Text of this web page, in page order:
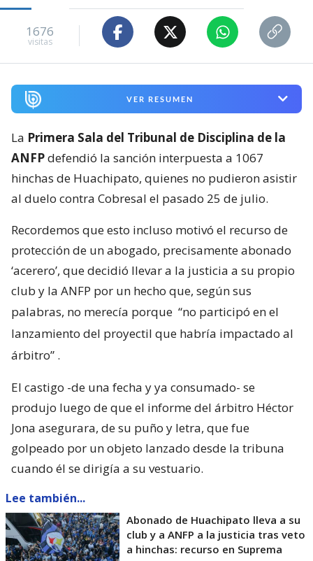
1676
visitas
VER RESUMEN
La Primera Sala del Tribunal de Disciplina de la
ANFPdefendió la sanción interpuesta a 1067
hinchas de Huachipato, quienes no pudieron asistir
al duelo contra Cobresal el pasado 25 de julio.
Recordemos que esto incluso motivó el recurso de
protección de un abogado, precisamente abonado
‘acerero’, que decidió llevar a la justicia a su propio
club y la ANFP por un hecho que, según sus
palabras, no merecía porque “no participó en el
lanzamiento del proyectil que habría impactado al
árbitro” .
El castigo -de una fecha y ya consumado- se
produjo luego de que el informe del árbitro Héctor
Jona asegurara, de su puño y letra, que fue
golpeado por un objeto lanzado desde la tribuna
cuando él se dirigía a su vestuario.
Lee también...
Abonado de Huachipato lleva a su
club y a ANFP a la justicia tras veto
a hinchas: recurso en Suprema